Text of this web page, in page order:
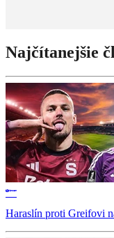
Najčítanejšie
Haraslín proti Greifovi